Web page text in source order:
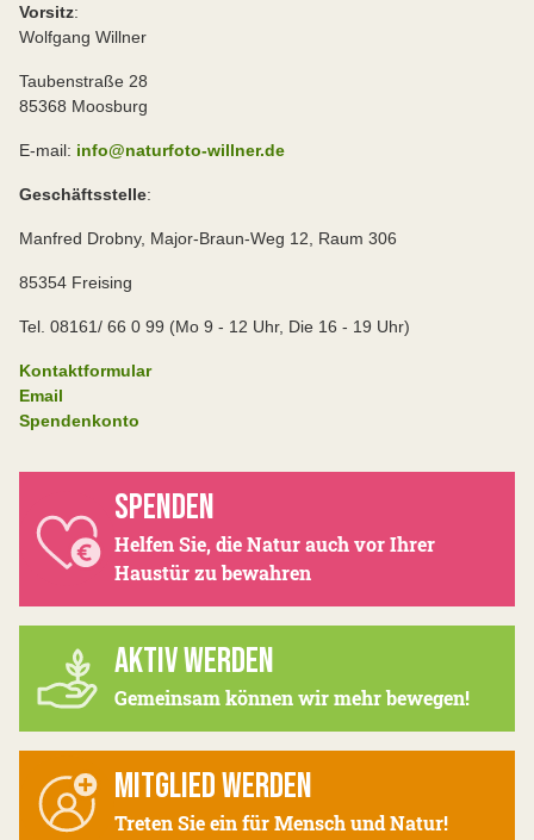
Vorsitz:
Wolfgang Willner
Taubenstraße 28
85368 Moosburg
E-mail: info@naturfoto-willner.de
Geschäftsstelle:
Manfred Drobny, Major-Braun-Weg 12, Raum 306
85354 Freising
Tel. 08161/ 66 0 99 (Mo 9 - 12 Uhr, Die 16 - 19 Uhr)
Kontaktformular
Email
Spendenkonto
SPENDEN
Helfen Sie, die Natur auch vor Ihrer
Haustür zu bewahren
AKTIV WERDEN
Gemeinsam können wir mehr bewegen!
MITGLIED WERDEN
Treten Sie ein für Mensch und Natur!